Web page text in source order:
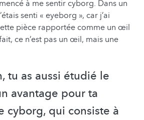
à me sentir cyborg. Dans un
senti « eyeborg », car j’ai
pièce rapportée comme un œil
ce n’est pas un œil, mais une
tu as aussi étudié le
avantage pour ta
cyborg, qui consiste à